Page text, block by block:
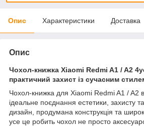
Опис Характеристики Доставка
Опис
Чохол-книжка Xiaomi Redmi A1 / A2
практичний захист із сучасним
Чохол-книжка для Xiaomi Redmi A1 / A2
ідеальне поєднання естетики, захисту
дизайн, продумана конструкція та
усе це робить чохол не просто